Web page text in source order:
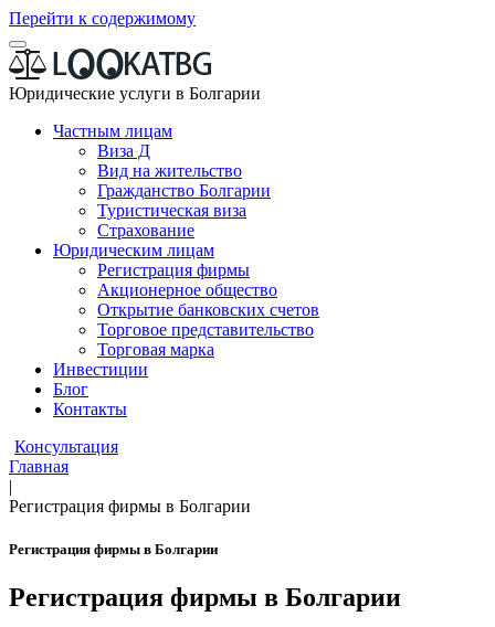
Перейти к содержимому
Юридические услуги в Болгарии
Частным лицам
Виза Д
Вид на жительство
Гражданство Болгарии
Туристическая виза
Страхование
Юридическим лицам
Регистрация фирмы
Акционерное общество
Открытие банковских счетов
Торговое представительство
Торговая марка
Инвестиции
Блог
Контакты
Консультация
Главная
|
Регистрация фирмы в Болгарии
Регистрация фирмы в Болгарии
Регистрация фирмы в Болгарии